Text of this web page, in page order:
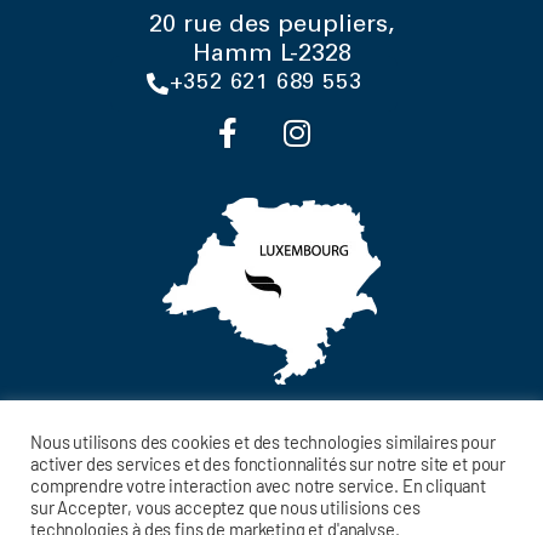
20 rue des peupliers,
Hamm L-2328
+352 621 689 553
MENTIONS LÉGALES
POLITIQUE DE CONFIDENTIALITÉ
Nous utilisons des cookies et des technologies similaires pour
activer des services et des fonctionnalités sur notre site et pour
comprendre votre interaction avec notre service. En cliquant
sur Accepter, vous acceptez que nous utilisions ces
technologies à des fins de marketing et d'analyse.